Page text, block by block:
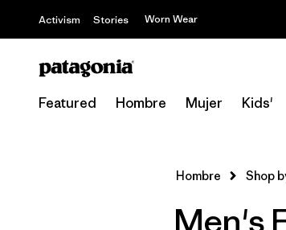
Activism Stories Worn Wear
Featured Hombre Mujer Kids'
Hombre Shop
Men's